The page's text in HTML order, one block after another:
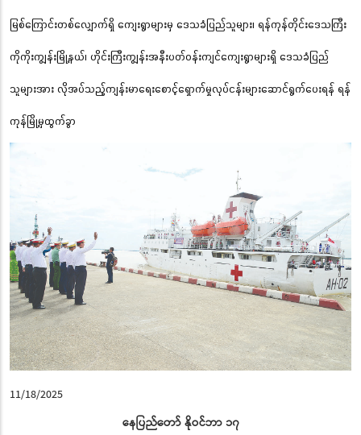
မြစ်ကြောင်းတစ်လျှောက်ရှိ ကျေးရွာများမှ ဒေသခံပြည်သူများ၊ ရန်ကုန်တိုင်းဒေသကြီး
ကိုကိုးကျွန်းမြို့နယ်၊ ဟိုင်းကြီးကျွန်းအနီးပတ်ဝန်းကျင်ကျေးရွာများရှိ ဒေသခံပြည်
သူများအား လိုအပ်သည့်ကျန်းမာရေးစောင့်ရှောက်မှုလုပ်ငန်းများဆောင်ရွက်ပေးရန် ရန်
ကုန်မြို့မှထွက်ခွာ
11/18/2025
နေပြည်တော် နိုဝင်ဘာ ၁၇